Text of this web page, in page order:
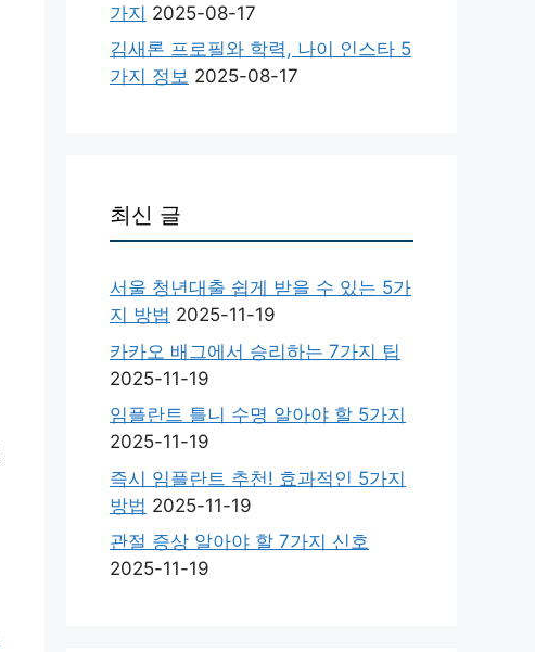
가지 2025-08-17
김새론 프로필와 학력, 나이 인스타 5
가지 정보 2025-08-17
최신 글
서울 청년대출 쉽게 받을 수 있는 5가
지 방법 2025-11-19
카카오 배그에서 승리하는 7가지 팁
2025-11-19
임플란트 틀니 수명 알아야 할 5가지
2025-11-19
즉시 임플란트 추천! 효과적인 5가지
방법 2025-11-19
관절 증상 알아야 할 7가지 신호
2025-11-19